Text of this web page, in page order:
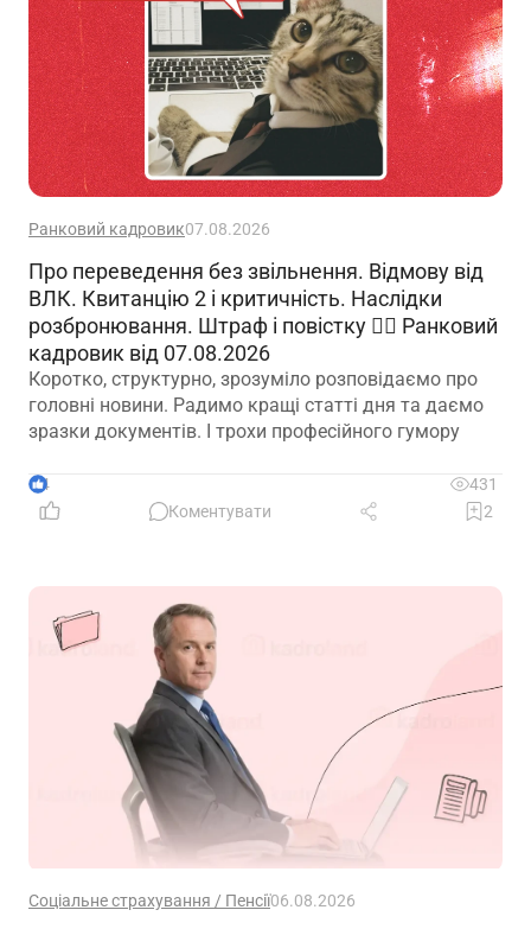
Ранковий кадровик07.08.2026
Про переведення без звільнення. Відмову від
ВЛК. Квитанцію 2 і критичність. Наслідки
розбронювання. Штраф і повістку 🙋‍♀️ Ранковий
кадровик від 07.08.2026
Коротко, структурно, зрозуміло розповідаємо про
головні новини. Радимо кращі статті дня та даємо
зразки документів. І трохи професійного гумору
4
431
Коментувати
2
Соціальне страхування / Пенсії06.08.2026